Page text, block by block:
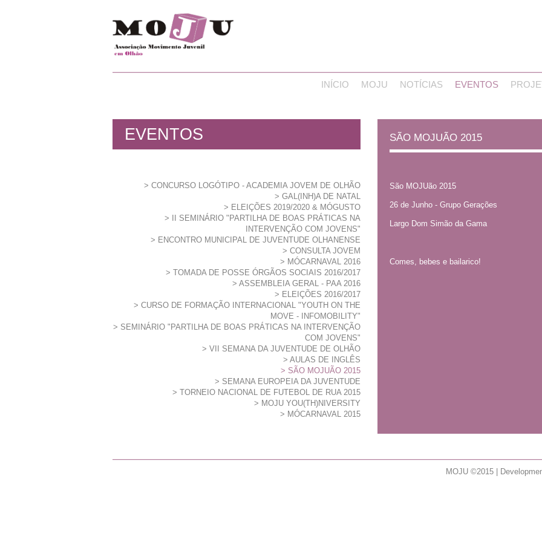
INÍCIO MOJU NOTÍCIAS EVENTOS
EVENTOS SÃO MOJUÃO 2015
São MOJUão 2015
26 de Junho - Grupo Gerações
Largo Dom Simão da Gama
Comes, bebes e bailarico!
CONCURSO LOGÓTIPO - ACADEMIA JOVEM DE OLHÃO
GAL(INH)A DE NATAL
ELEIÇÕES 2019/2020 & MÓGUSTO
II SEMINÁRIO "PARTILHA DE BOAS PRÁTICAS NA
INTERVENÇÃO COM JOVENS"
ENCONTRO MUNICIPAL DE JUVENTUDE OLHANENSE
CONSULTA JOVEM
MÓCARNAVAL 2016
TOMADA DE POSSE ÓRGÃOS SOCIAIS 2016/2017
ASSEMBLEIA GERAL - PAA 2016
ELEIÇÕES 2016/2017
CURSO DE FORMAÇÃO INTERNACIONAL "YOUTH ON THE
MOVE - INFOMOBILITY"
SEMINÁRIO "PARTILHA DE BOAS PRÁTICAS NA INTERVENÇÃO
COM JOVENS"
VII SEMANA DA JUVENTUDE DE OLHÃO
AULAS DE INGLÊS
SÃO MOJUÃO 2015
SEMANA EUROPEIA DA JUVENTUDE
TORNEIO NACIONAL DE FUTEBOL DE RUA 2015
MOJU YOU(TH)NIVERSITY
MÓCARNAVAL 2015
MOJU ©2015 |